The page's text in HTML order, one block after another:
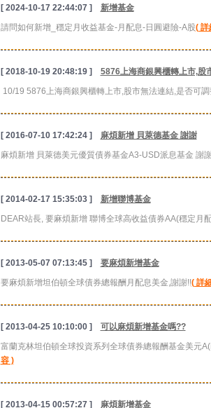
[ 2024-10-17 22:44:07 ]
新增基金
請問如何新增_穩定月收益基金-月配息-日圓避險-A股( 詳
[ 2018-10-19 20:48:19 ]
5876上海商銀興櫃轉上市,股
10/19 5876上海商銀興櫃轉上市,股市無法連結,是否可
[ 2016-07-10 17:42:24 ]
麻煩新增 貝萊德基金 謝謝
麻煩新增 貝萊德美元優質債券基金A3-USD派息基金 謝
[ 2014-02-17 15:35:03 ]
新增聯博基金
DEAR站長, 要麻煩新增 聯博全球高收益債券AA(穩定月
[ 2013-05-07 07:13:45 ]
要麻煩新增基金
要麻煩新增坦伯頓全球債券總報酬月配息美金,謝謝!!( 詳
[ 2013-04-25 10:10:00 ]
可以麻煩新增基金嗎??
富蘭克林坦伯頓全球投資系列全球債券總報酬基金美元
容 )
[ 2013-04-15 00:57:27 ] 麻煩新增基金